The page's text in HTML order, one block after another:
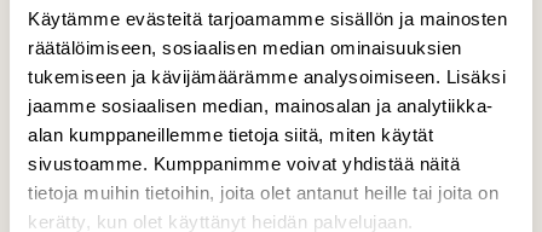
Käytämme evästeitä tarjoamamme sisällön ja mainosten
räätälöimiseen, sosiaalisen median ominaisuuksien
tukemiseen ja kävijämäärämme analysoimiseen. Lisäksi
jaamme sosiaalisen median, mainosalan ja analytiikka-
alan kumppaneillemme tietoja siitä, miten käytät
sivustoamme. Kumppanimme voivat yhdistää näitä
tietoja muihin tietoihin, joita olet antanut heille tai joita on
kerätty, kun olet käyttänyt heidän palvelujaan.